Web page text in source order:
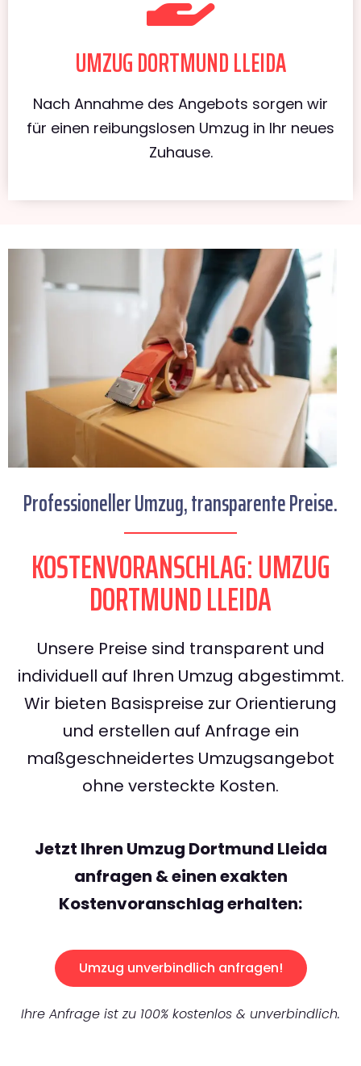
UMZUG DORTMUND LLEIDA
Nach Annahme des Angebots sorgen wir
für einen reibungslosen Umzug in Ihr neues
Zuhause.
Professioneller Umzug, transparente Preise.
KOSTENVORANSCHLAG: UMZUG
DORTMUND LLEIDA
Unsere Preise sind transparent und
individuell auf Ihren Umzug abgestimmt.
Wir bieten Basispreise zur Orientierung
und erstellen auf Anfrage ein
maßgeschneidertes Umzugsangebot
ohne versteckte Kosten.
Jetzt Ihren Umzug Dortmund Lleida
anfragen & einen exakten
Kostenvoranschlag erhalten:
Umzug unverbindlich anfragen!
Ihre Anfrage ist zu 100% kostenlos & unverbindlich.